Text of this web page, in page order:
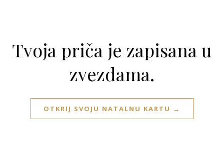
Tvoja priča je zapisana u
zvezdama.
OTKRIJ SVOJU NATALNU KARTU →